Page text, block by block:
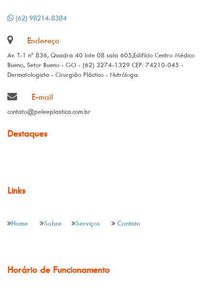
(62) 98214-8384
Endereço
Av. T-1 nº 836, Quadra 40 lote 08 sala 605,Edifício Centro Médico
Bueno, Setor Bueno - GO - (62) 3274-1329 CEP: 74210-045 -
Dermatologista - Cirurgião Plástico - Nutróloga.
E-mail
contato@peleeplastica.com.br
Destaques
Links
Home Sobre Serviços Contato
Horário de Funcionamento